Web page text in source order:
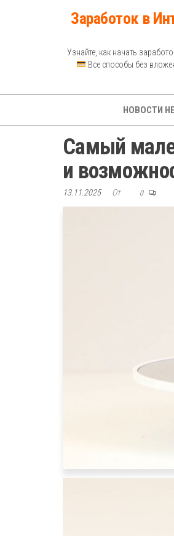
Заработок в
Узнайте, как начать
Все способы без
НОВОСТИ
Самый
и
13.11.2025 От 0